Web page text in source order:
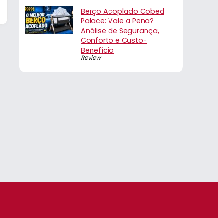
Berço Acoplado Cobed
Palace: Vale a Pena?
Análise de Segurança,
Conforto e Custo-
Benefício
Review